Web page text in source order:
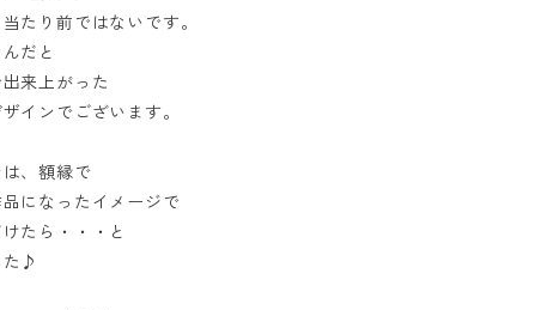
たり前ではないです。
だと
来上がった
インでございます。
、額縁で
になったイメージで
たら・・・と
た♪